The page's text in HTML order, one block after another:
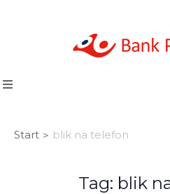
Start > blik na telefon
Tag: blik